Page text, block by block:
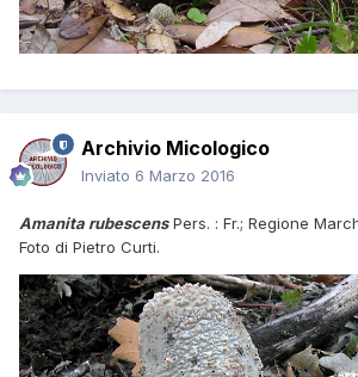
Archivio Micologico
Inviato 6 Marzo 2016
Amanita rubescensPers. : Fr.; Regione
Foto di Pietro Curti.